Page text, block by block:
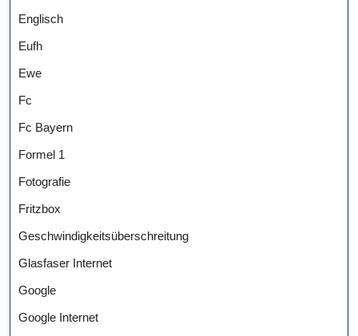
Englisch
Eufh
Ewe
Fc
Fc Bayern
Formel 1
Fotografie
Fritzbox
Geschwindigkeitsüberschreitung
Glasfaser Internet
Google
Google Internet